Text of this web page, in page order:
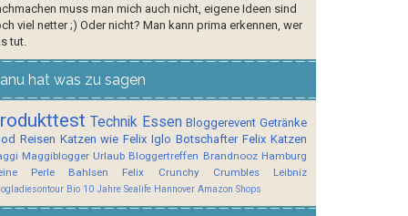
muss man mich auch nicht, eigene Ideen sind
viel netter ;) Oder nicht? Man kann prima erkennen, wer
tut.
hat was zu sagen
Technik Essen Bloggerevent Getränke
Reisen Katzen wie Felix Iglo Botschafter Felix Katzen
Maggiblogger Urlaub Bloggertreffen Brandnooz Hamburg
Perle
Bahlsen Felix Crunchy Crumbles Leibniz
Bio 10 Jahre Sealife Hannover Amazon Shops